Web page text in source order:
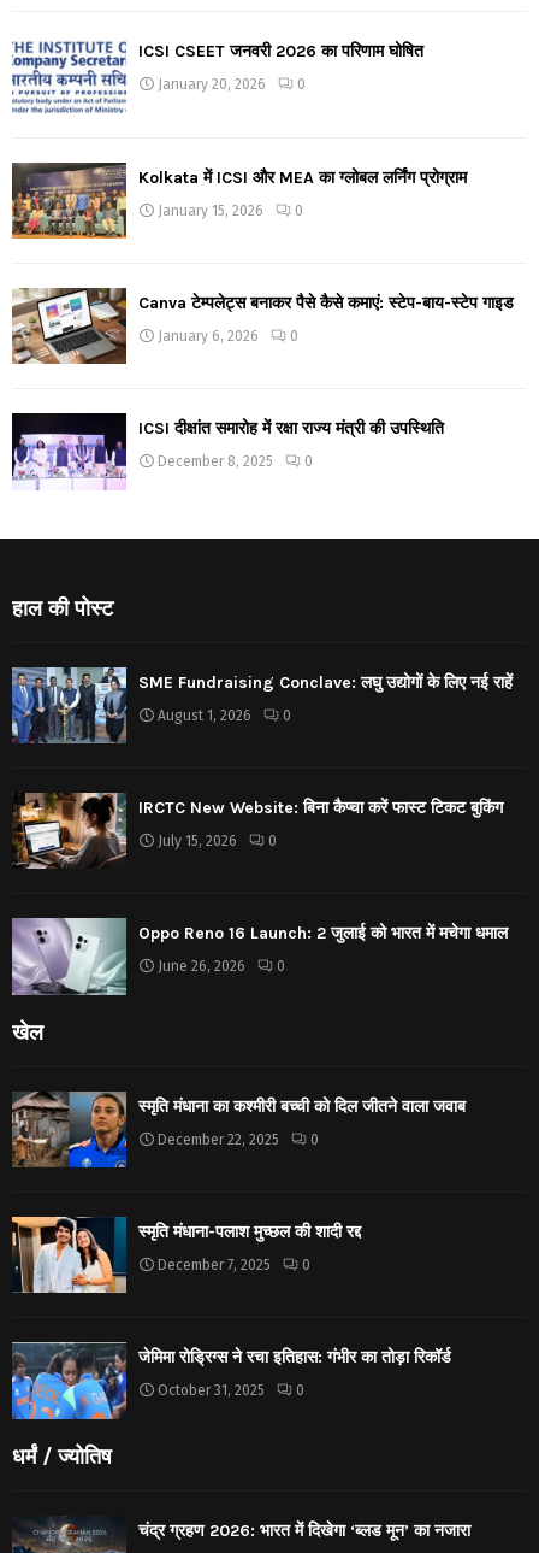
ICSI CSEET जनवरी 2026 का परिणाम घोषित
January 20, 2026 0
Kolkata में ICSI और MEA का ग्लोबल लर्निंग प्रोग्राम
January 15, 2026 0
Canva टेम्पलेट्स बनाकर पैसे कैसे कमाएं: स्टेप-बाय-स्टेप गाइड
January 6, 2026 0
ICSI दीक्षांत समारोह में रक्षा राज्य मंत्री की उपस्थिति
December 8, 2025 0
हाल की पोस्ट
SME Fundraising Conclave: लघु उद्योगों के लिए नई राहें
August 1, 2026 0
IRCTC New Website: बिना कैप्चा करें फास्ट टिकट बुकिंग
July 15, 2026 0
Oppo Reno 16 Launch: 2 जुलाई को भारत में मचेगा धमाल
June 26, 2026 0
खेल
स्मृति मंधाना का कश्मीरी बच्ची को दिल जीतने वाला जवाब
December 22, 2025 0
स्मृति मंधाना-पलाश मुच्छल की शादी रद्द
December 7, 2025 0
जेमिमा रोड्रिग्स ने रचा इतिहास: गंभीर का तोड़ा रिकॉर्ड
October 31, 2025 0
धर्मं / ज्योतिष
चंद्र ग्रहण 2026: भारत में दिखेगा ‘ब्लड मून’ का नजारा